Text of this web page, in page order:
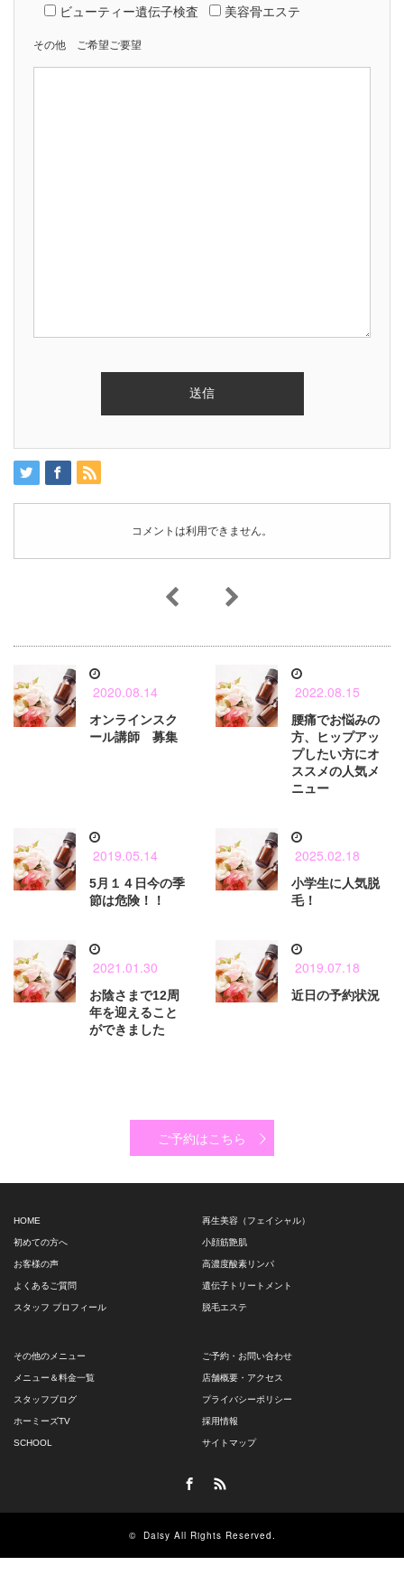
ビューティー遺伝子検査
美容骨エステ
その他 ご希望ご要望
コメントは利用できません。
2020.08.14
オンラインスク
ール講師 募集
2022.08.15
腰痛でお悩みの
方、ヒップアッ
プしたい方にオ
ススメの人気メ
ニュー
2019.05.14
5月１４日今の季
節は危険！！
2025.02.18
小学生に人気脱
毛！
2021.01.30
お陰さまで12周
年を迎えること
ができました
2019.07.18
近日の予約状況
ご予約はこちら
HOME
初めての方へ
お客様の声
よくあるご質問
スタッフ プロフィール
再生美容（フェイシャル）
小顔筋艶肌
高濃度酸素リンパ
遺伝子トリートメント
脱毛エステ
その他のメニュー
メニュー＆料金一覧
スタッフブログ
ホーミーズTV
SCHOOL
ご予約・お問い合わせ
店舗概要・アクセス
プライバシーポリシー
採用情報
サイトマップ
© Daisy All Rights Reserved.